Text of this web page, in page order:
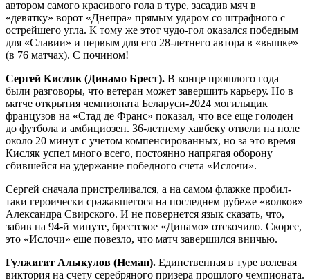
автором самого красивого гола в туре, засадив мяч в
«девятку» ворот «Днепра» прямым ударом со штрафного с
острейшего угла. К тому же этот чудо-гол оказался победным
для «Славии» и первым для его 28-летнего автора в «вышке»
(в 76 матчах). С почином!
Сергей Кисляк (Динамо Брест). В конце прошлого года
были разговоры, что ветеран может завершить карьеру. Но в
матче открытия чемпионата Беларуси-2024 могильщик
французов на «Стад де Франс» показал, что все еще голоден
до футбола и амбициозен. 36-летнему хавбеку отвели на поле
около 20 минут с учетом компенсированных, но за это время
Кисляк успел много всего, постоянно напрягая оборону
сбившейся на удержание победного счета «Ислочи».
Сергей сначала пристреливался, а на самом флажке пробил-
таки героически сражавшегося на последнем рубеже «волков»
Александра Свирского. И не повернется язык сказать, что,
забив на 94-й минуте, брестское «Динамо» отскочило. Скорее,
это «Ислочи» еще повезло, что матч завершился вничью.
Гулжигит Алыкулов (Неман). Единственная в туре волевая
виктория на счету серебряного призера прошлого чемпионата.